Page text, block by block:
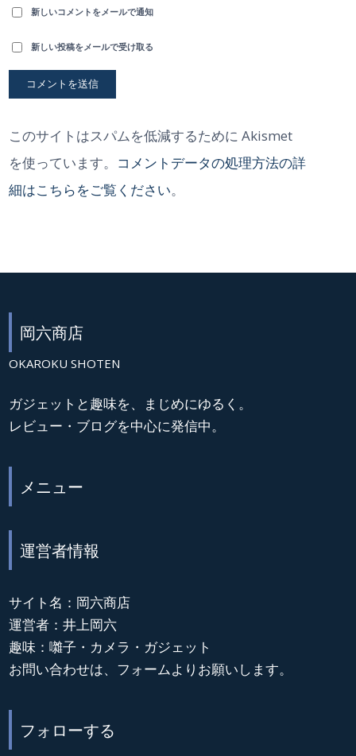
新しいコメントをメールで通知
新しい投稿をメールで受け取る
このサイトはスパムを低減するために Akismet
を使っています。 コメントデータの処理方法の詳
細はこちらをご覧ください。
岡六商店
OKAROKU SHOTEN
ガジェットと趣味を、まじめにゆるく。
レビュー・ブログを中心に発信中。
メニュー
運営者情報
サイト名：岡六商店
運営者：井上岡六
趣味：囃子・カメラ・ガジェット
お問い合わせは、フォームよりお願いします。
フォローする